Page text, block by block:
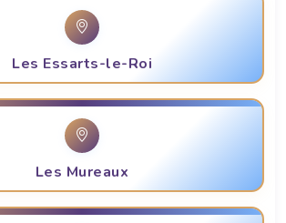
Les Essarts-le-Roi
Les Mureaux